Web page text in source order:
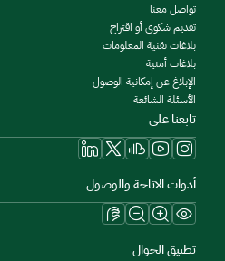
تواصل معنا
تقديم شكوى أو اقتراح
بلاغات تقنية المعلومات
بلاغات أمنية
الإبلاغ عن إمكانية الوصول
الأسئلة الشائعة
تابعنا على
أدوات الاتاحة والوصول
تطبيق الجوال